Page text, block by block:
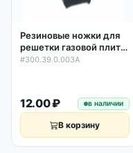
Резиновые ножки для
решетки газовой плиты
Gefest, Гефест
#300.39.0.003A
12.00 ₽ в наличии
В корзину